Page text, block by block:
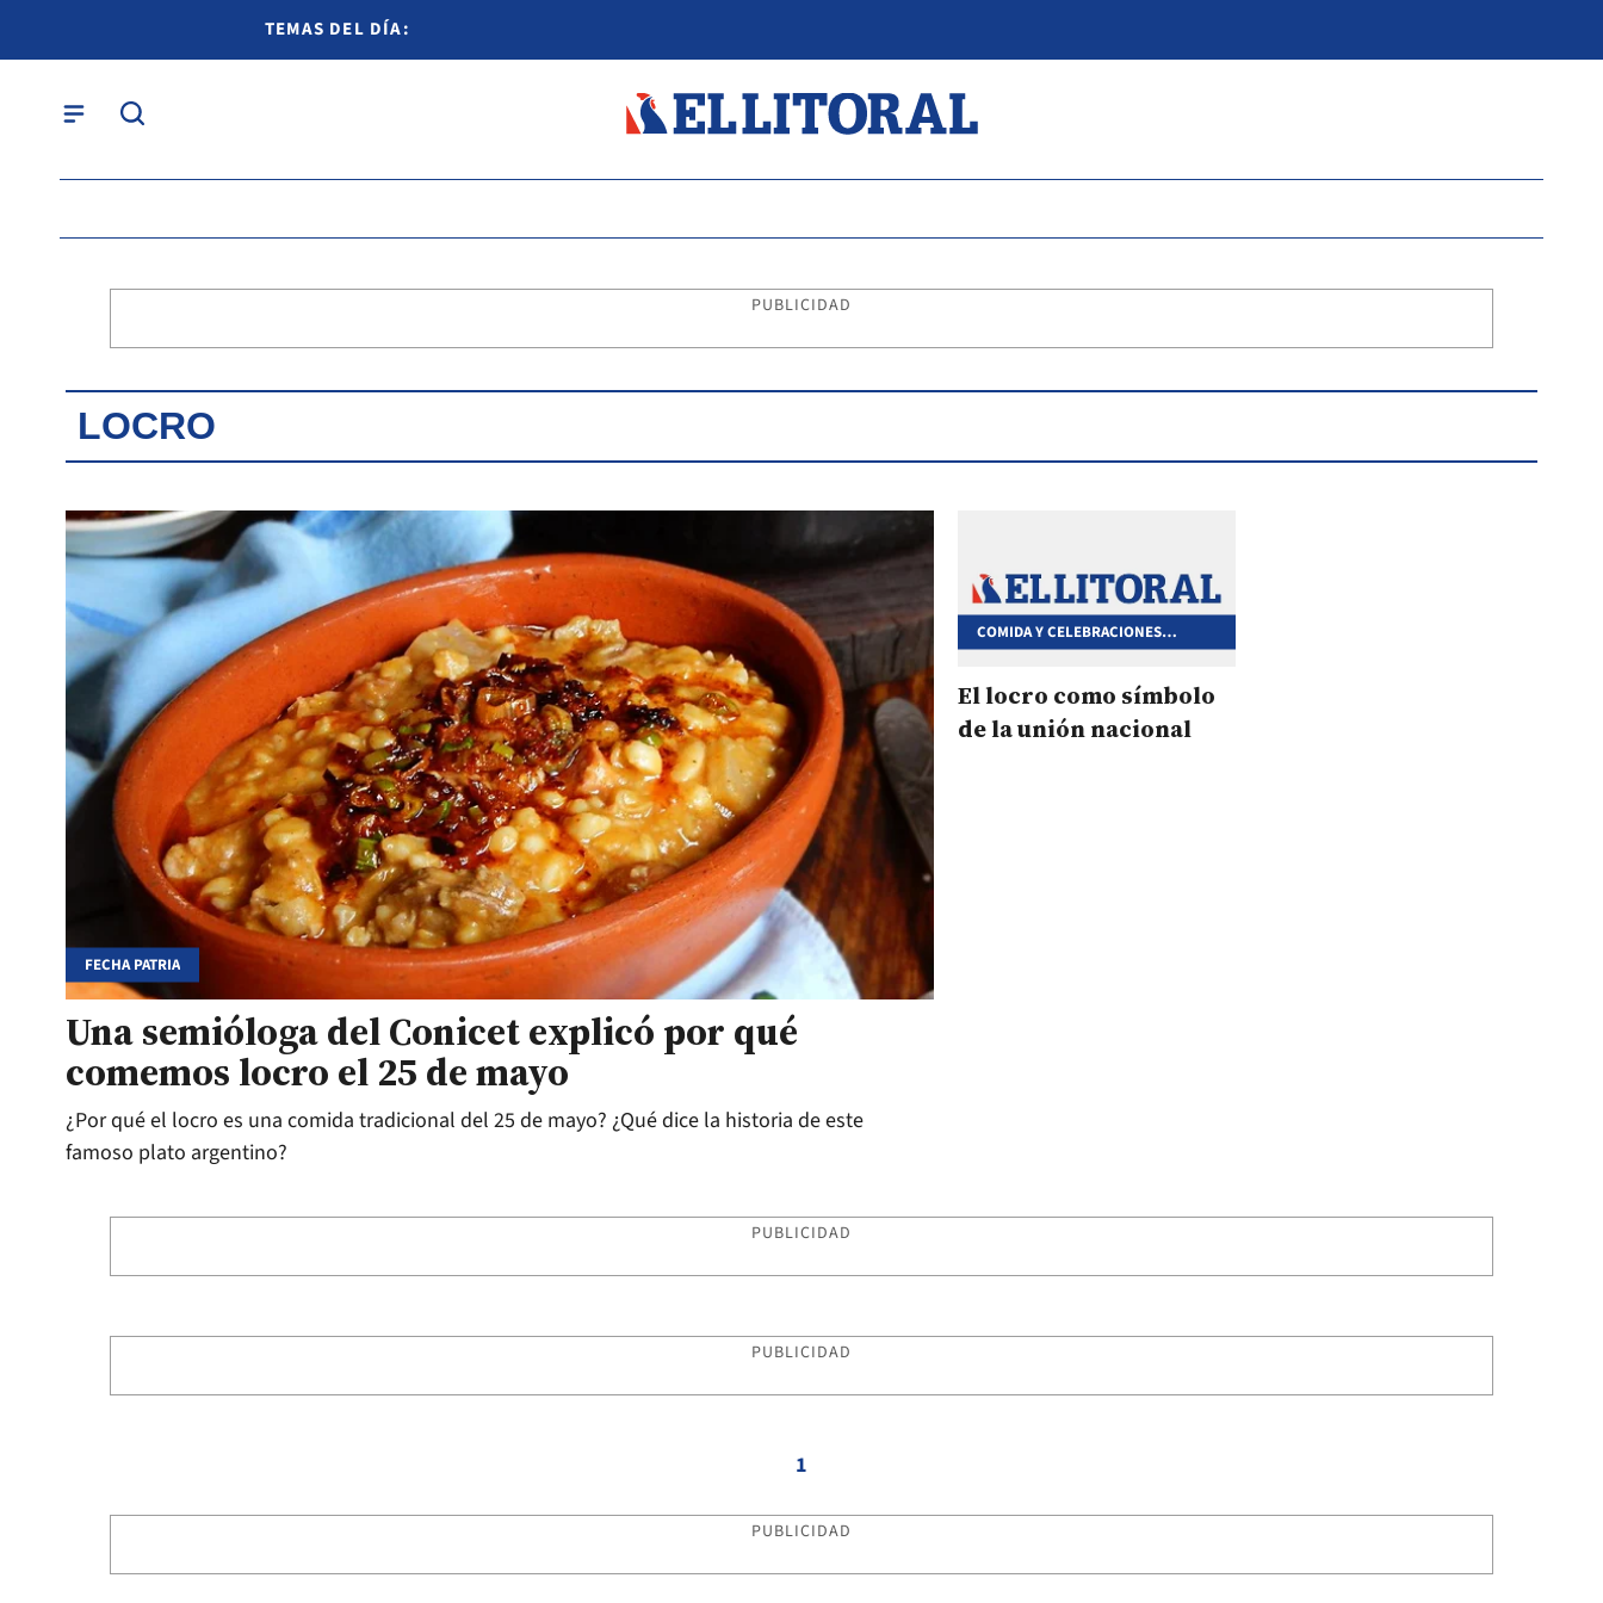
TEMAS DEL DÍA:
PUBLICIDAD
LOCRO
FECHA PATRIA
Una semióloga del Conicet explicó por qué
comemos locro el 25 de mayo
¿Por qué el locro es una comida tradicional del 25 de mayo? ¿Qué dice la historia de este
famoso plato argentino?
COMIDA Y CELEBRACIONES
POPULARES
El locro como símbolo
de la unión nacional
PUBLICIDAD
PUBLICIDAD
1
PUBLICIDAD